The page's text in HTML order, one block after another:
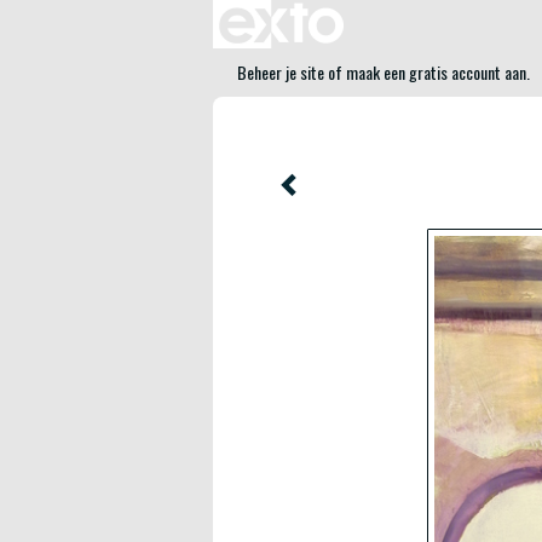
Beheer je siteof maak een gratis account aan